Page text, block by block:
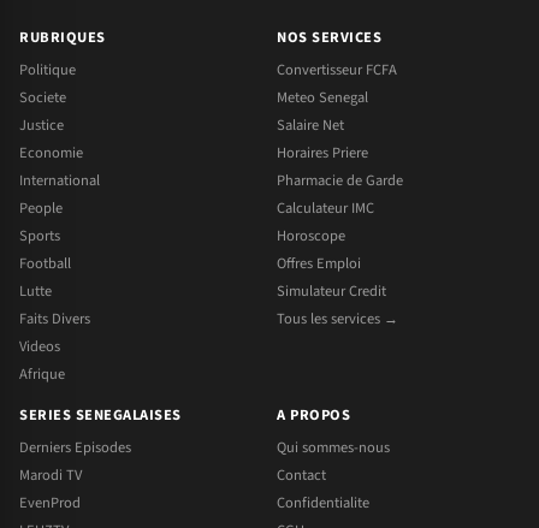
RUBRIQUES
Politique
Societe
Justice
Economie
International
People
Sports
Football
Lutte
Faits Divers
Videos
Afrique
NOS SERVICES
Convertisseur FCFA
Meteo Senegal
Salaire Net
Horaires Priere
Pharmacie de Garde
Calculateur IMC
Horoscope
Offres Emploi
Simulateur Credit
Tous les services →
SERIES SENEGALAISES
Derniers Episodes
Marodi TV
EvenProd
A PROPOS
Qui sommes-nous
Contact
Confidentialite